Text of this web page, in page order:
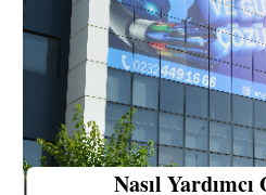
Nasıl